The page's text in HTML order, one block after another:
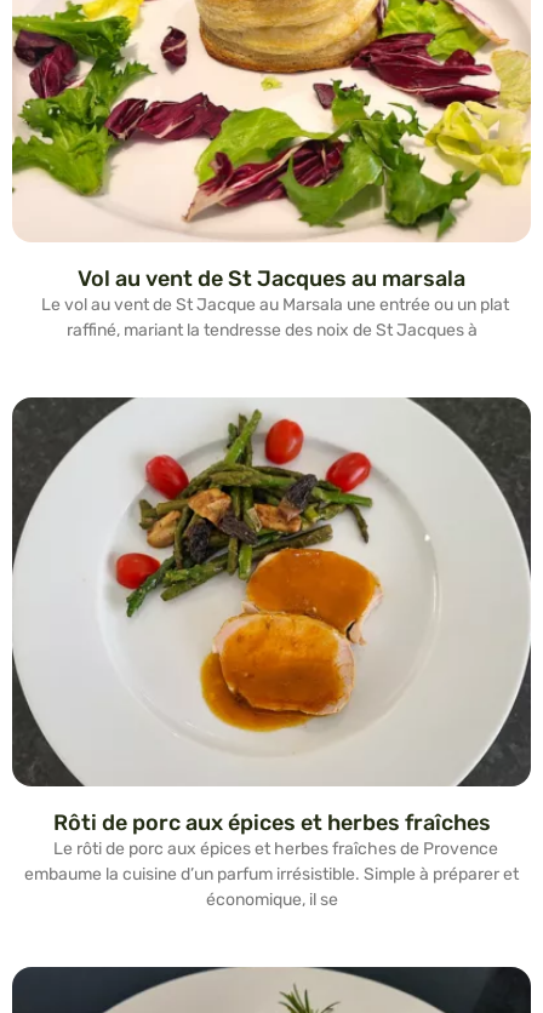
Vol au vent de St Jacques au marsala
Le vol au vent de St Jacque au Marsala une entrée ou un plat
raffiné, mariant la tendresse des noix de St Jacques à
Rôti de porc aux épices et herbes fraîches
Le rôti de porc aux épices et herbes fraîches de Provence
embaume la cuisine d’un parfum irrésistible. Simple à préparer et
économique, il se